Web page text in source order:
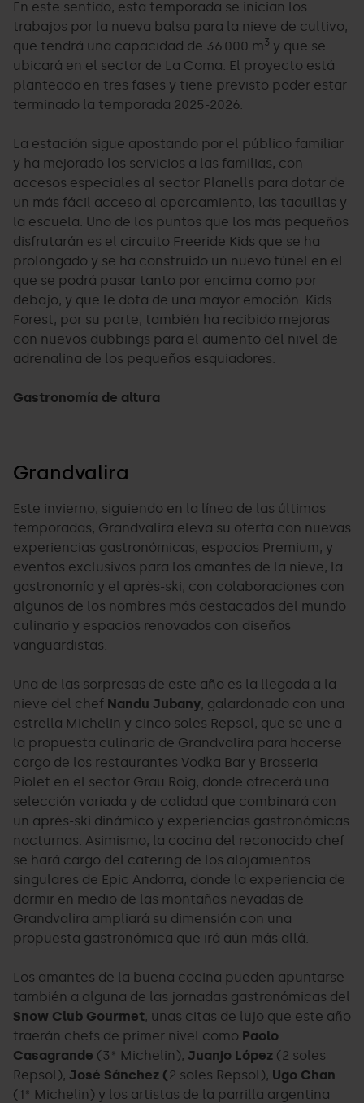
En este sentido, esta temporada se inician los
trabajos por la nueva balsa para la nieve de cultivo,
que tendrá una capacidad de 36.000 m3 y que se
ubicará en el sector de La Coma. El proyecto está
planteado en tres fases y tiene previsto poder estar
terminado la temporada 2025-2026.
La estación sigue apostando por el público familiar
y ha mejorado los servicios a las familias, con
accesos especiales al sector Planells para dotar de
un más fácil acceso al aparcamiento, las taquillas y
la escuela. Uno de los puntos que los más pequeños
disfrutarán es el circuito Freeride Kids que se ha
prolongado y se ha construido un nuevo túnel en el
que se podrá pasar tanto por encima como por
debajo, y que le dota de una mayor emoción. Kids
Forest, por su parte, también ha recibido mejoras
con nuevos dubbings para el aumento del nivel de
adrenalina de los pequeños esquiadores.
Gastronomía de altura
Grandvalira
Este invierno, siguiendo en la línea de las últimas
temporadas, Grandvalira eleva su oferta con nuevas
experiencias gastronómicas, espacios Premium, y
eventos exclusivos para los amantes de la nieve, la
gastronomía y el après-ski, con colaboraciones con
algunos de los nombres más destacados del mundo
culinario y espacios renovados con diseños
vanguardistas.
Una de las sorpresas de este año es la llegada a la
nieve del chef Nandu Jubany, galardonado con una
estrella Michelin y cinco soles Repsol, que se une a
la propuesta culinaria de Grandvalira para hacerse
cargo de los restaurantes Vodka Bar y Brasseria
Piolet en el sector Grau Roig, donde ofrecerá una
selección variada y de calidad que combinará con
un après-ski dinámico y experiencias gastronómicas
nocturnas. Asimismo, la cocina del reconocido chef
se hará cargo del catering de los alojamientos
singulares de Epic Andorra, donde la experiencia de
dormir en medio de las montañas nevadas de
Grandvalira ampliará su dimensión con una
propuesta gastronómica que irá aún más allá.
Los amantes de la buena cocina pueden apuntarse
también a alguna de las jornadas gastronómicas del
Snow Club Gourmet, unas citas de lujo que este año
traerán chefs de primer nivel como Paolo
Casagrande (3* Michelin), Juanjo López (2 soles
Repsol), José Sánchez (2 soles Repsol), Ugo Chan
(1* Michelin) y los artistas de la parrilla argentina